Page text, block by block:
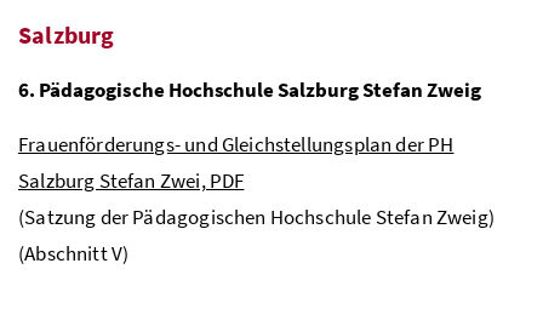
Salzburg
6. Pädagogische Hochschule Salzburg Stefan Zweig
Frauenförderungs- und Gleichstellungsplan der PH
Salzburg Stefan Zwei, PDF
(Satzung der Pädagogischen Hochschule Stefan Zweig)
(Abschnitt V)